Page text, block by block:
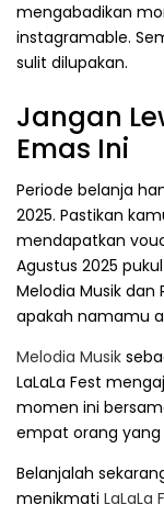
mengabadikan
instagramable.
sulit dilupakan.
Jangan
Emas Ini
Periode belanja
2025. Pastikan
mendapatkan
Agustus 2025
Melodia Musik
apakah namamu
Melodia Musik
LaLaLa Fest
momen ini
empat orang
Belanjalah
menikmati LaLaLa